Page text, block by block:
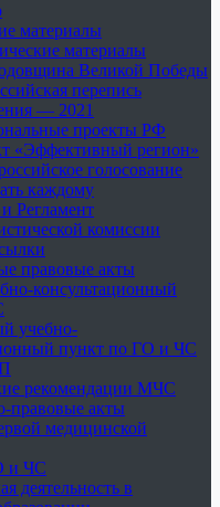
материалы
материалы
Великой Победы
перепись
— 2021
проекты РФ
«Эффективный регион»
голосование
каждому
Регламент
комиссии
правовые акты
консультационный
учебно-
пункт по ГО и ЧС
рекомендации МЧС
правовые акты
медицинской
и ЧС
деятельность в